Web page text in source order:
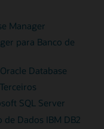
Manager
para Banco de
Database
SQL Server
Dados IBM DB2